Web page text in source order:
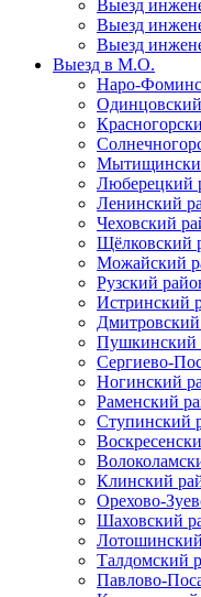
Выезд
Выезд
Выезд
Выезд в М.О.
Наро-
Люберецкий
Ленинский
Чеховский
Щёлковский
Можайский
Рузский
Истринский
Пушкинский
Сергиево-
Ногинский
Раменский
Ступинский
Клинский
Орехово-
Шаховский
Талдомский
Павлово-